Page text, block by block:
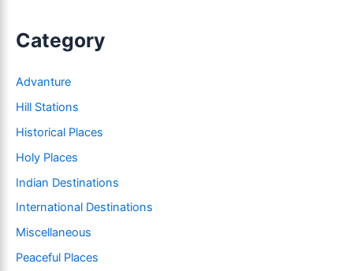
Category
Advanture
Hill Stations
Historical Places
Holy Places
Indian Destinations
International Destinations
Miscellaneous
Peaceful Places